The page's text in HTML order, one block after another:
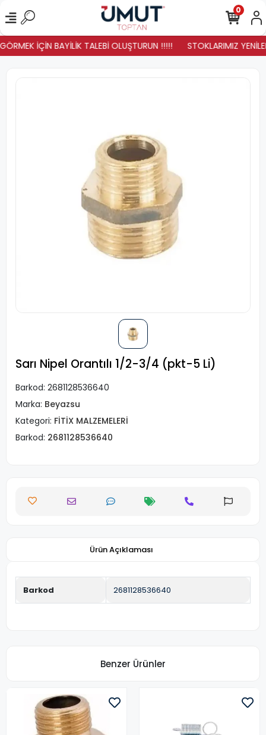
İÇİN BAYİLİK TALEBİ OLUŞTURUN !!!!! STOKLARIMIZ
0
Sarı Nipel Orantılı 1/2-3/4 (pkt-5 Li)
Barkod: 2681128536640
Marka: Beyazsu
Kategori: FİTİX MALZEMELERİ
Barkod: 2681128536640
Ürün Açıklaması
Barkod 2681128536640
Benzer Ürünler